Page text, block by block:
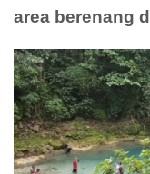
area berenang